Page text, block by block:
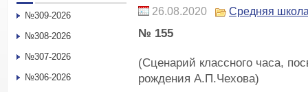
26.08.2020 Средняя
№ 155
(Сценарий классного часа,
рождения А.П.Чехова)
№309-2026
№308-2026
№307-2026
№306-2026